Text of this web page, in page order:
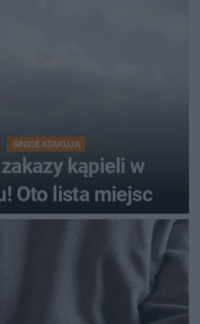
SINICE ATAKUJĄ
kąpieli w
Oto lista miejsc